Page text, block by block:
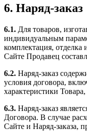
6. Наряд-заказ
6.1. Для товаров,
индивидуальным
комплектация, отделка
Сайте Продавец
6.2. Наряд-заказ
условия договора,
характеристики
6.3. Наряд-заказ
Договора. В случае
Сайте и Наряд-заказа,